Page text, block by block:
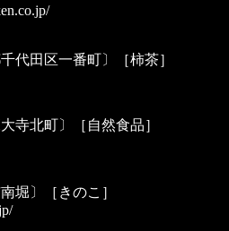
千代田区一番町〕［柿茶］
寺北町〕［自然食品］
堀〕［きのこ］